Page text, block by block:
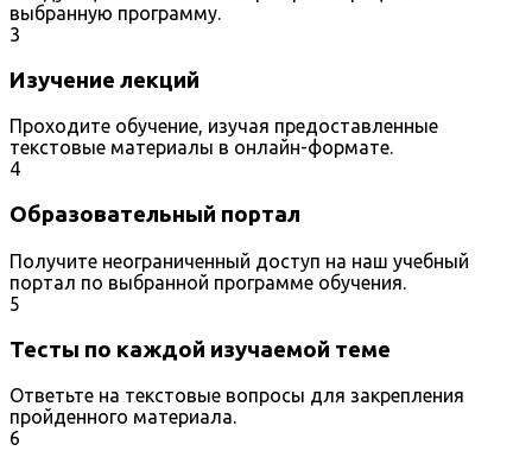
выбранную программу.
3
Изучение лекций
Проходите обучение, изучая предоставленные
текстовые материалы в онлайн-формате.
4
Образовательный портал
Получите неограниченный доступ на наш учебный
портал по выбранной программе обучения.
5
Тесты по каждой изучаемой теме
Ответьте на текстовые вопросы для закрепления
пройденного материала.
6